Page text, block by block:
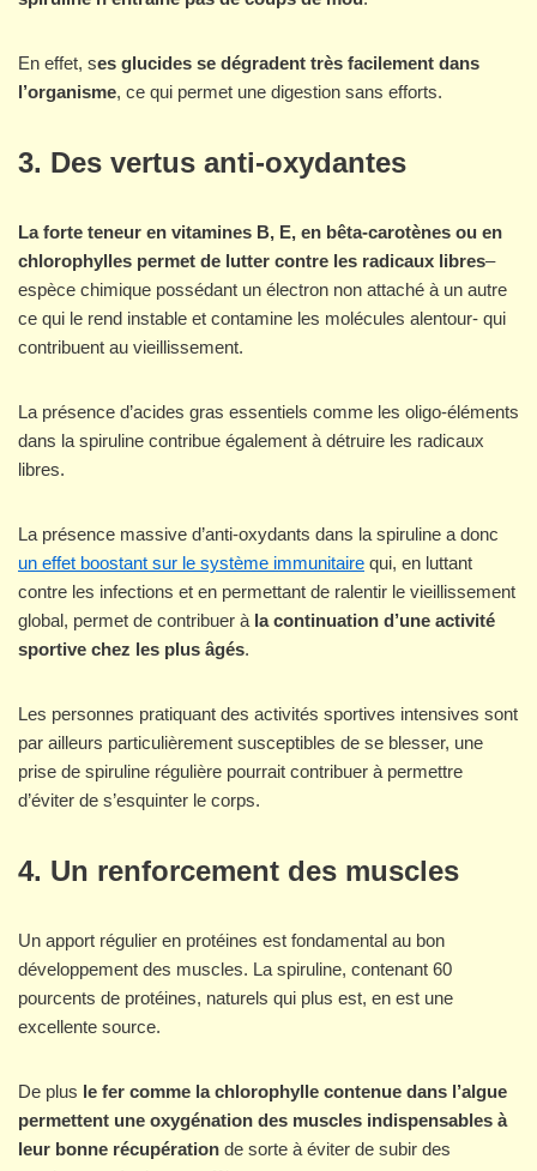
En effet, ses glucides se dégradent très facilement dans
l’organisme, ce qui permet une digestion sans efforts.
3. Des vertus anti-oxydantes
La forte teneur en vitamines B, E, en bêta-carotènes ou en
chlorophylles permet de lutter contre les radicaux libres–
espèce chimique possédant un électron non attaché à un autre
ce qui le rend instable et contamine les molécules alentour- qui
contribuent au vieillissement.
La présence d’acides gras essentiels comme les oligo-éléments
dans la spiruline contribue également à détruire les radicaux
libres.
La présence massive d’anti-oxydants dans la spiruline a donc
un effet boostant sur le système immunitaire qui, en luttant
contre les infections et en permettant de ralentir le vieillissement
global, permet de contribuer à la continuation d’une activité
sportive chez les plus âgés.
Les personnes pratiquant des activités sportives intensives sont
par ailleurs particulièrement susceptibles de se blesser, une
prise de spiruline régulière pourrait contribuer à permettre
d’éviter de s’esquinter le corps.
4. Un renforcement des muscles
Un apport régulier en protéines est fondamental au bon
développement des muscles. La spiruline, contenant 60
pourcents de protéines, naturels qui plus est, en est une
excellente source.
De plus le fer comme la chlorophylle contenue dans l’algue
permettent une oxygénation des muscles indispensables à
leur bonne récupération de sorte à éviter de subir des